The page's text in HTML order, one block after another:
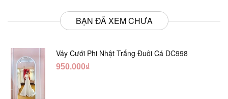
BẠN ĐÃ XEM CHƯA
Váy Cưới Phi Nhật Trắng Đuôi Cá DC998
950.000₫